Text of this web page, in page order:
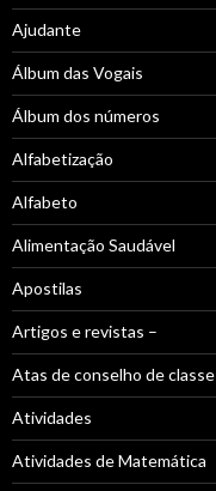
Ajudante
Álbum das Vogais
Álbum dos números
Alfabetização
Alfabeto
Alimentação Saudável
Apostilas
Artigos e revistas –
Atas de conselho de classe
Atividades
Atividades de Matemática